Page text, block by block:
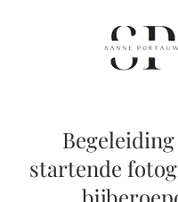
startende